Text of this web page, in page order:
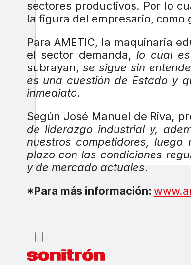
sectores productivos. Por lo
la figura del empresario, como
Para AMETIC, la maquinaria
el sector demanda, lo cual
subrayan, se sigue sin
es una cuestión de Estado y
inmediato.
Según José Manuel de Riva,
de liderazgo industrial y,
nuestros competidores,
plazo con las condiciones
y de mercado actuales.
*Para más información: